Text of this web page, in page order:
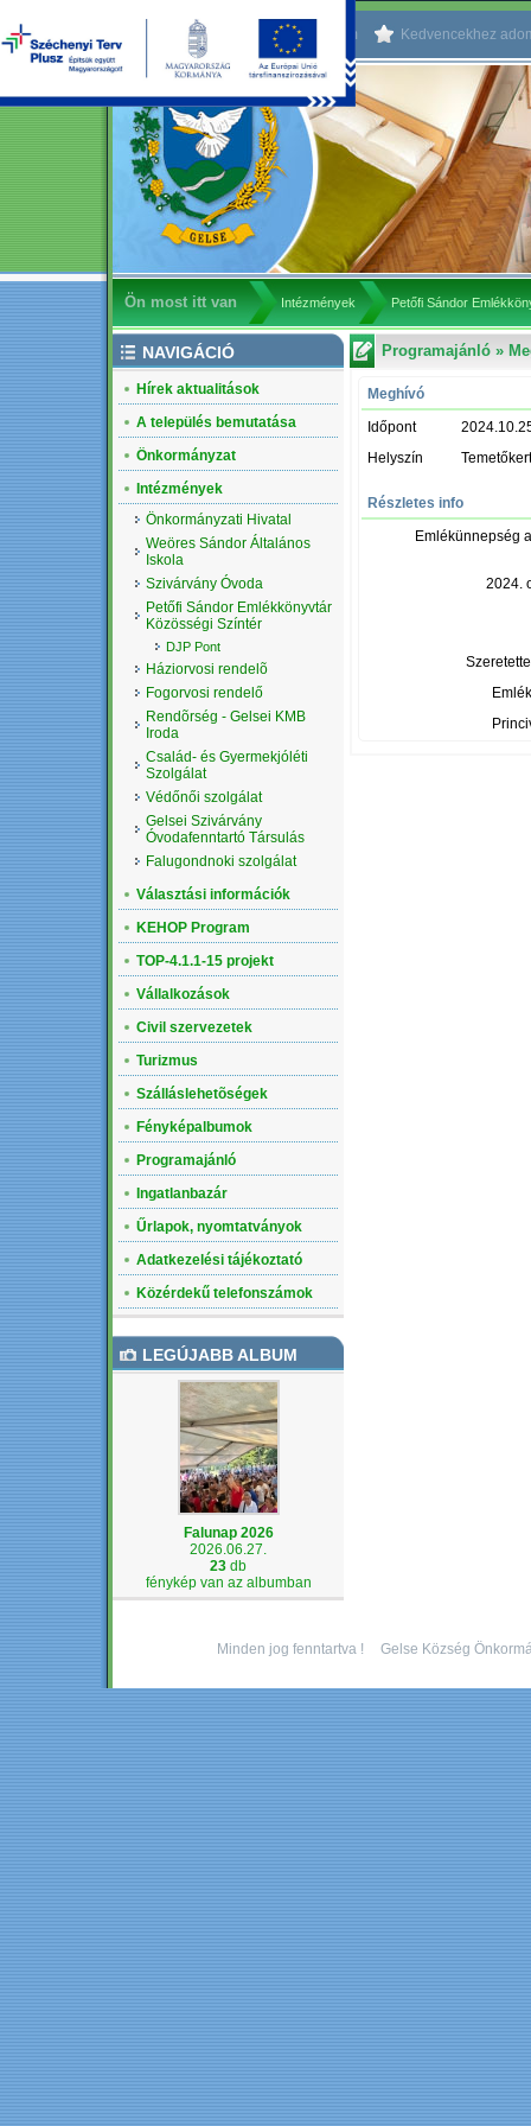
Kezdőlapnak beállítom Kedvencekhez
Ön most itt van Intézmények Petőfi Sándor
NAVIGÁCIÓ
Hírek aktualitások
A település bemutatása
Önkormányzat
Intézmények
Önkormányzati Hivatal
Weöres Sándor Általános
Iskola
Szivárvány Óvoda
Petőfi Sándor Emlékkönyvtár
Közösségi Színtér
DJP Pont
Háziorvosi rendelõ
Fogorvosi rendelő
Rendõrség - Gelsei KMB
Iroda
Család- és Gyermekjóléti
Szolgálat
Védőnői szolgálat
Gelsei Szivárvány
Óvodafenntartó Társulás
Falugondnoki szolgálat
Választási információk
KEHOP Program
TOP-4.1.1-15 projekt
Vállalkozások
Civil szervezetek
Turizmus
Szálláslehetõségek
Fényképalbumok
Programajánló
Ingatlanbazár
Űrlapok, nyomtatványok
Adatkezelési tájékoztató
Közérdekű telefonszámok
LEGÚJABB ALBUM
Falunap 2026
2026.06.27.
23 db
fénykép van az albumban
Programajánló »
Meghívó
Időpont
Helyszín
Temetőkert
Részletes info
Emlékünnepség
2024.
Minden jog fenntartva ! Gelse Község